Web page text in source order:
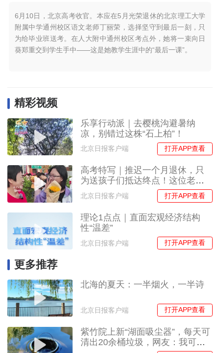
6月10日，北京高考收官。本应在5月光荣退休的北京理工大学
附属中学通州校区语文老师丁丽荣，选择坚守到最后一刻，只
为给毕业班送考。在人大附中通州校区考点外，她将一束向日
葵郑重交到学生手中——这是她教学生涯中的“最后一课”。
精彩视频
乐享行动派｜去樱桃沟避暑纳
凉，别错过这株“石上柏”！
北京日报客户端 打开APP查看
高考特写｜推迟一个月退休，只
为送孩子们抵达终点！这位老师
的“最后一课”让人泪目
北京日报客户端 打开APP查看
理论1点点｜直面宏观经济结构
性“温差”
北京日报客户端 打开APP查看
更多推荐
北海的夏天：一半烟火，一半诗
北京日报客户端 打开APP查看
紫竹院上新“湖面吸尘器”，每天可
清出20余桶垃圾，网友：我可以